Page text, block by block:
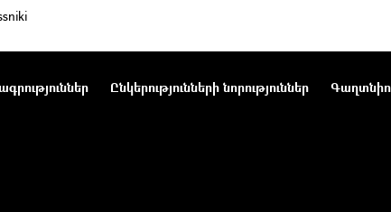
Ընկերությունների նորություններ